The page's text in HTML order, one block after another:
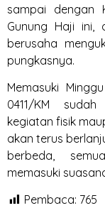
sampai dengan
Gunung Haji ini,
berusaha
pungkasnya.
Memasuki
0411/KM
kegiatan fisik
akan terus
berbeda,
memasuki
Pembaca: 765